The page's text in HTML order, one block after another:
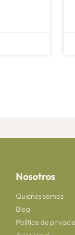
Nosotros
Quienes somos
Blog
Política de